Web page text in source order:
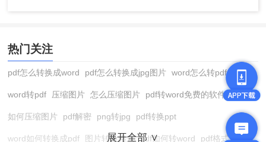
热门关注
pdf怎么转换成word pdf怎么转换成jpg图片 word怎么转pdf
word转pdf 压缩图片 怎么压缩图片 pdf转word免费的软件
如何压缩图片 pdf解密 png转jpg pdf转换ppt
word如何转换成pdf 图片转换格式 pdf如何转word pdf格式转换
展开全部 ∨